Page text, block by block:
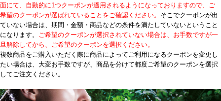
面にて、自動的に1つクーポンが適用されるようになっておりますので、ご
希望のクーポンが選ばれていることをご確認ください。 そこでクーポンが出
ていない場合は、期間・金額・商品などの条件を満たしていないということ
になります。 ご希望のクーポンが選択されていない場合は、お手数ですが一
旦解除してから、ご希望のクーポンを選択ください。
複数商品をご購入いただく際に商品によってご利用になるクーポンを変更し
たい場合は、大変お手数ですが、商品を分けて都度ご希望のクーポンを選択
してご注文ください。